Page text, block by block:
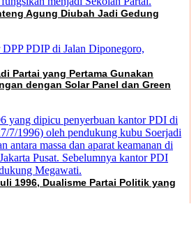
Agung Diubah Jadi Gedung
Partai yang Pertama Gunakan
dengan Solar Panel dan Green
1996, Dualisme Partai Politik yang